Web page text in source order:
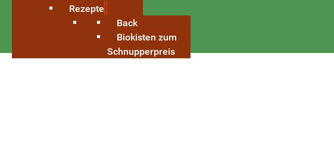
Rezepte
Back
Biokisten zum
Schnupperpreis